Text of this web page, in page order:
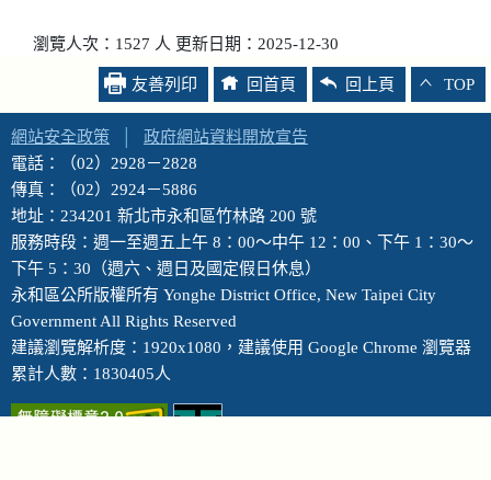
瀏覽人次：1527 人 更新日期：2025-12-30
友善列印 回首頁 回上頁 TOP
網站安全政策
政府網站資料開放宣告
電話：（02）2928－2828
傳真：（02）2924－5886
地址：234201 新北市永和區竹林路 200 號
服務時段：週一至週五上午 8：00～中午 12：00、下午 1：30～
下午 5：30（週六、週日及國定假日休息）
永和區公所版權所有 Yonghe District Office, New Taipei City
Government All Rights Reserved
建議瀏覽解析度：1920x1080，建議使用 Google Chrome 瀏覽器
累計人數：1830405人